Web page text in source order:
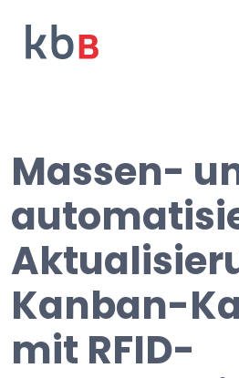
Suche
Massen-
Kanban-
mit RFID-